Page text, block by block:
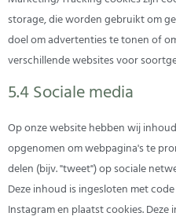
storage, die worden gebruikt om
doel om advertenties te tonen of
verschillende websites voor
5.4 Sociale media
Op onze website hebben wij
opgenomen om webpagina's te
delen (bijv. "tweet") op sociale
Deze inhoud is ingesloten met
Instagram en plaatst cookies.